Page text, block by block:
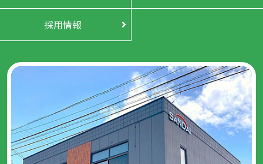
採用情報